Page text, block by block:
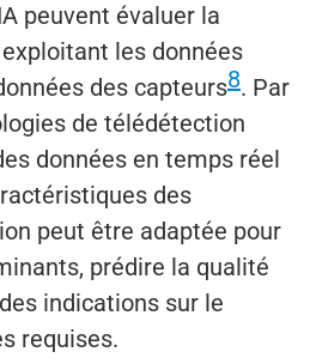
peuvent évaluer la
les données
des capteurs8. Par
de télédétection
données en temps réel
des
peut être adaptée pour
prédire la qualité
indications sur le
requises.